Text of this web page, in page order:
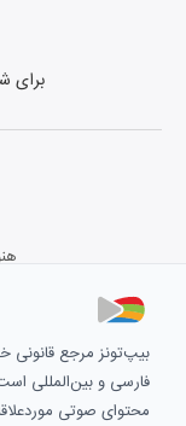
برای
بیپ‌تونز مرجع
فارسی و بین‌المللی
محتوای صوتی